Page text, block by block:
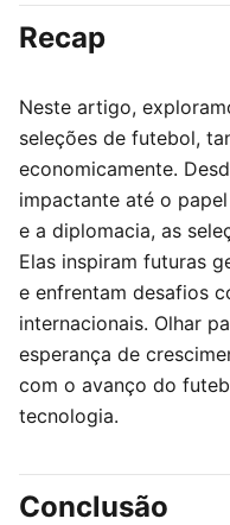
Recap
Neste artigo,
seleções de futebol,
economicamente.
impactante até o
e a diplomacia, as
Elas inspiram futuras
e enfrentam desafios
internacionais. Olhar
esperança de
com o avanço do
tecnologia.
Conclusão